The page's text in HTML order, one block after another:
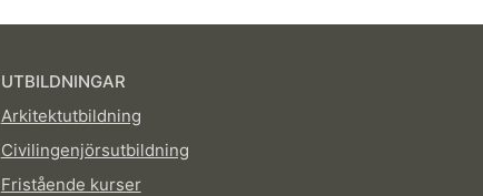
UTBILDNINGAR
Arkitektutbildning
Civilingenjörsutbildning
Fristående kurser